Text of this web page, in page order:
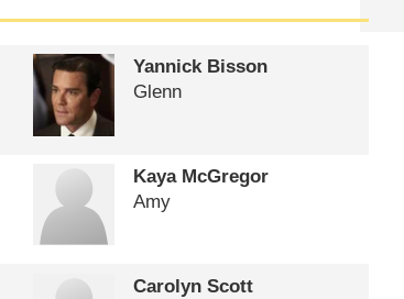
Yannick Bisson
Glenn
Kaya McGregor
Amy
Carolyn Scott